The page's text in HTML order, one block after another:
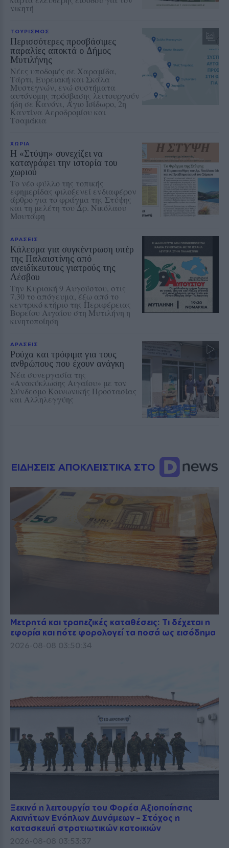
νικητή
ΤΟΥΡΙΣΜΟΣ
Περισσότερες προσβάσιμες
παραλίες αποκτά ο Δήμος
Μυτιλήνης
Νέες υποδομές σε Χαραμίδα,
Τάρτι, Ευρειακή και Σκάλα
Μυστεγνών, ενώ συστήματα
αυτόνομης πρόσβασης λειτουργούν
ήδη σε Κανόνι, Άγιο Ισίδωρο, 2η
Καντίνα Αεροδρομίου και
Τσαμάκια
ΧΩΡΙΑ
Η «Στύψη» συνεχίζει να
καταγράφει την ιστορία του
χωριού
Το νέο φύλλο της τοπικής
εφημερίδας φιλοξενεί ενδιαφέρον
άρθρο για το φράγμα της Στύψης
και τη μελέτη του Δρ. Νικόλαου
Μουτάφη
ΔΡΑΣΕΙΣ
Κάλεσμα για συγκέντρωση υπέρ
της Παλαιστίνης από
ανειδίκευτους γιατρούς της
Λέσβου
Την Κυριακή 9 Αυγούστου, στις
7.30 το απόγευμα, έξω από το
κεντρικό κτήριο της Περιφέρειας
Βορείου Αιγαίου στη Μυτιλήνη η
κινητοποίηση
ΔΡΑΣΕΙΣ
Ρούχα και τρόφιμα για τους
ανθρώπους που έχουν ανάγκη
Νέα συνεργασία της
«Ανακύκλωσης Αιγαίου» με τον
Σύνδεσμο Κοινωνικής Προστασίας
και Αλληλεγγύης
ΕΙΔΗΣΕΙΣ ΑΠΟΚΛΕΙΣΤΙΚΑ ΣΤΟ
Μετρητά και τραπεζικές καταθέσεις: Τι δέχεται η
εφορία και πότε φορολογεί τα ποσά ως εισόδημα
2026-08-08 03:50:34
Ξεκινά η λειτουργία του Φορέα Αξιοποίησης
Ακινήτων Ενόπλων Δυνάμεων – Στόχος η
κατασκευή στρατιωτικών κατοικιών
2026-08-08 03:53:37